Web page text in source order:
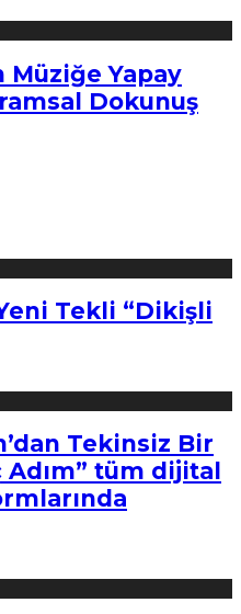
Müziğe Yapay
Dokunuş
Tekli “Dikişli
Tekinsiz Bir
Adım” tüm dijital